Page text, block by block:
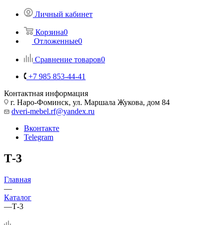
Личный кабинет
Корзина0
Отложенные0
Сравнение товаров0
+7 985 853-44-41
Контактная информация
г. Наро-Фоминск, ул. Маршала Жукова, дом 84
dveri-mebel.rf@yandex.ru
Вконтакте
Telegram
Т-3
Главная
—
Каталог
—Т-3